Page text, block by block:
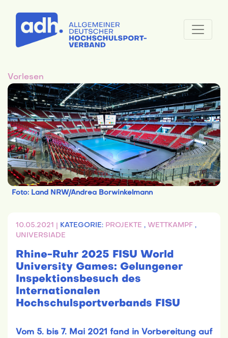
Vorlesen
Foto: Land NRW/Andrea Borwinkelmann
10.05.2021 | KATEGORIE: PROJEKTE , WETTKAMPF ,
UNIVERSIADE
Rhine-Ruhr 2025 FISU World
University Games: Gelungener
Inspektionsbesuch des
Internationalen
Hochschulsportverbands FISU
Vom 5. bis 7. Mai 2021 fand in Vorbereitung auf